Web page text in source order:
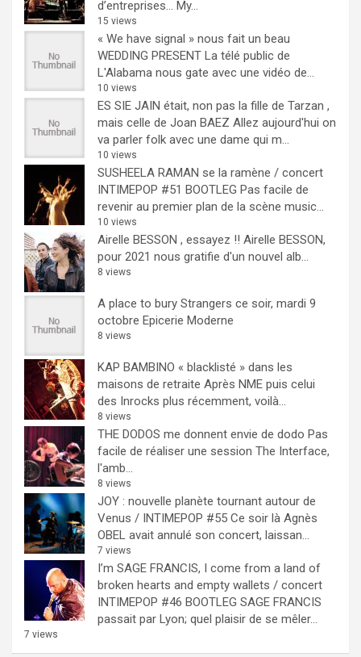
d’entreprises… My...
15 views
« We have signal » nous fait un beau
WEDDING PRESENT La télé public de
L'Alabama nous gate avec une vidéo de...
10 views
ES SIE JAIN était, non pas la fille de Tarzan ,
mais celle de Joan BAEZ Allez aujourd'hui on
va parler folk avec une dame qui m...
10 views
SUSHEELA RAMAN se la ramène / concert
INTIMEPOP #51 BOOTLEG Pas facile de
revenir au premier plan de la scène music...
10 views
Airelle BESSON , essayez !! Airelle BESSON,
pour 2021 nous gratifie d'un nouvel alb...
8 views
A place to bury Strangers ce soir, mardi 9
octobre Epicerie Moderne
8 views
KAP BAMBINO « blacklisté » dans les
maisons de retraite Après NME puis celui
des Inrocks plus récemment, voilà...
8 views
THE DODOS me donnent envie de dodo Pas
facile de réaliser une session The Interface,
l'amb...
8 views
JOY : nouvelle planète tournant autour de
Venus / INTIMEPOP #55 Ce soir là Agnès
OBEL avait annulé son concert, laissan...
7 views
I’m SAGE FRANCIS, I come from a land of
broken hearts and empty wallets / concert
INTIMEPOP #46 BOOTLEG SAGE FRANCIS
passait par Lyon; quel plaisir de se mêler...
7 views